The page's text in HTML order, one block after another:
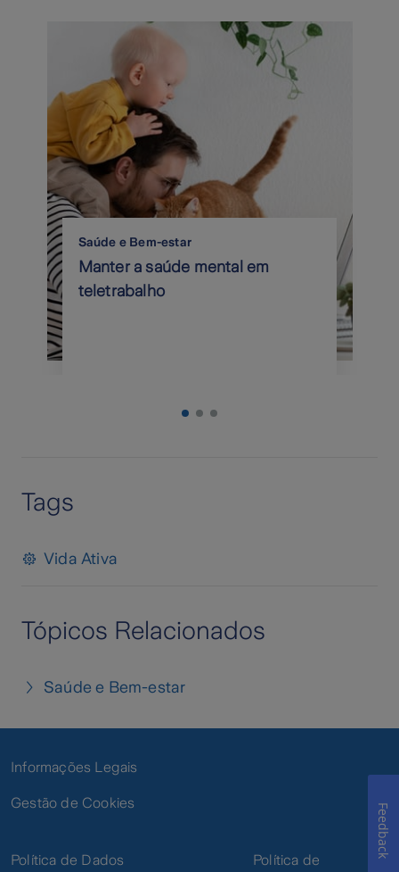
Saúde e Bem-estar
Manter a saúde mental em
teletrabalho
Tags
Vida Ativa
Tópicos Relacionados
Saúde e Bem-estar
Informações Legais
Gestão de Cookies
Política de Dados Política de
Feedback